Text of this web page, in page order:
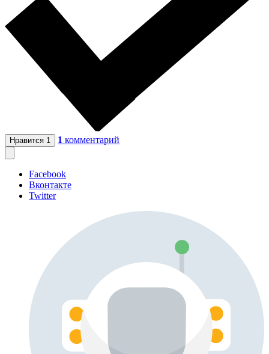
Нравится 1 1 комментарий
Facebook
Вконтакте
Twitter